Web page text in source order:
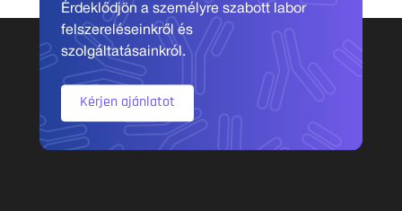
Érdeklődjön a személyre szabott labor
felszereléseinkről és
szolgáltatásainkról.
Kérjen ajánlatot